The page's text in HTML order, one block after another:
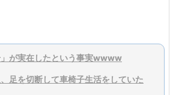
」が実在したという事実wwww
、足を切断して車椅子生活をしていた